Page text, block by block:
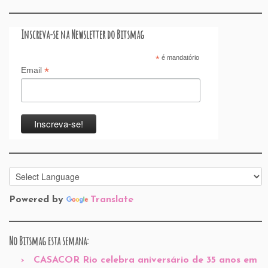
Inscreva-se na Newsletter do Bitsmag
*é mandatório
Email *
Powered by Translate
No Bitsmag esta semana:
CASACOR Rio celebra aniversário de 35 anos em